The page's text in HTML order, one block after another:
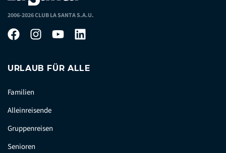
2006-2026 CLUB LA SANTA S.A.U.
URLAUB FÜR ALLE
Familien
Alleinreisende
Gruppenreisen
Senioren